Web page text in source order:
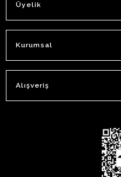
Üyelik
Kurumsal
Alışveriş